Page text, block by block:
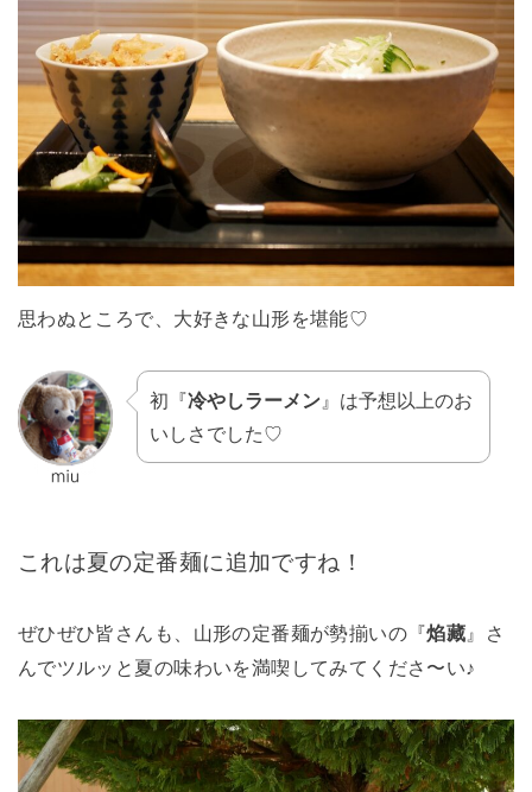
思わぬところで、大好きな山形を堪能♡
初『冷やしラーメン』は予想以上のお
いしさでした♡
これは夏の定番麺に追加ですね！
ぜひぜひ皆さんも、山形の定番麺が勢揃いの『焰藏 』さ
んでツルッと夏の味わいを満喫してみてくださ〜い♪